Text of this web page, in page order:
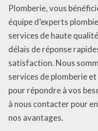
Plomberie, vous
équipe d’experts
services de haute
délais de réponse
satisfaction. Nous
services de plomberie
pour répondre à vos
à nous contacter pour
nos avantages.